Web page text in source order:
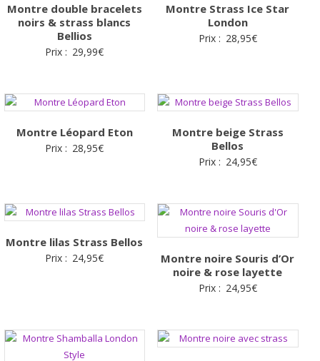
Montre double bracelets
noirs & strass blancs
Bellios
Prix : 29,99€
Montre Strass Ice Star
London
Prix : 28,95€
Montre Léopard Eton
Prix : 28,95€
Montre beige Strass
Bellos
Prix : 24,95€
Montre lilas Strass Bellos
Prix : 24,95€
Montre noire Souris d’Or
noire & rose layette
Prix : 24,95€